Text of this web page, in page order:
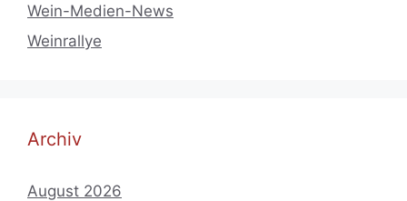
Wein-Medien-News
Weinrallye
Archiv
August 2026